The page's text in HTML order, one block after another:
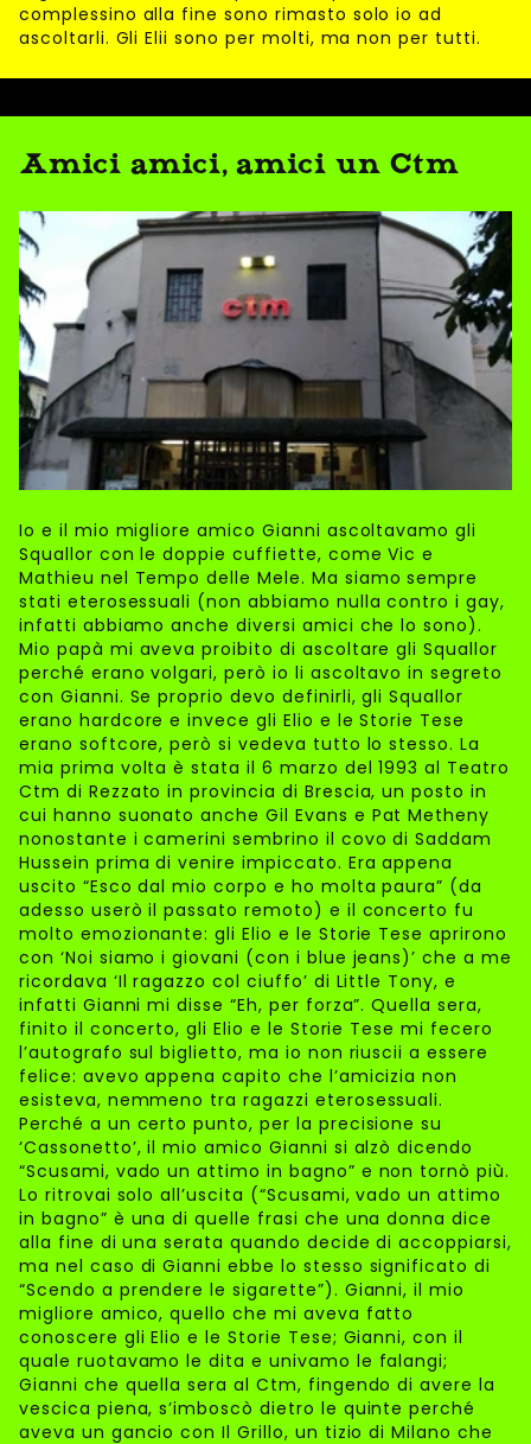
complessino alla fine sono rimasto solo io ad
ascoltarli. Gli Elii sono per molti, ma non per tutti.
Amici amici, amici un Ctm
Io e il mio migliore amico Gianni ascoltavamo gli
Squallor con le doppie cuffiette, come Vic e
Mathieu nel Tempo delle Mele. Ma siamo sempre
stati eterosessuali (non abbiamo nulla contro i gay,
infatti abbiamo anche diversi amici che lo sono).
Mio papà mi aveva proibito di ascoltare gli Squallor
perché erano volgari, però io li ascoltavo in segreto
con Gianni. Se proprio devo definirli, gli Squallor
erano hardcore e invece gli Elio e le Storie Tese
erano softcore, però si vedeva tutto lo stesso. La
mia prima volta è stata il 6 marzo del 1993 al Teatro
Ctm di Rezzato in provincia di Brescia, un posto in
cui hanno suonato anche Gil Evans e Pat Metheny
nonostante i camerini sembrino il covo di Saddam
Hussein prima di venire impiccato. Era appena
uscito “Esco dal mio corpo e ho molta paura” (da
adesso userò il passato remoto) e il concerto fu
molto emozionante: gli Elio e le Storie Tese aprirono
con ‘Noi siamo i giovani (con i blue jeans)’ che a me
ricordava ‘Il ragazzo col ciuffo’ di Little Tony, e
infatti Gianni mi disse “Eh, per forza”. Quella sera,
finito il concerto, gli Elio e le Storie Tese mi fecero
l’autografo sul biglietto, ma io non riuscii a essere
felice: avevo appena capito che l’amicizia non
esisteva, nemmeno tra ragazzi eterosessuali.
Perché a un certo punto, per la precisione su
‘Cassonetto’, il mio amico Gianni si alzò dicendo
“Scusami, vado un attimo in bagno” e non tornò più.
Lo ritrovai solo all’uscita (“Scusami, vado un attimo
in bagno” è una di quelle frasi che una donna dice
alla fine di una serata quando decide di accoppiarsi,
ma nel caso di Gianni ebbe lo stesso significato di
“Scendo a prendere le sigarette”). Gianni, il mio
migliore amico, quello che mi aveva fatto
conoscere gli Elio e le Storie Tese; Gianni, con il
quale ruotavamo le dita e univamo le falangi;
Gianni che quella sera al Ctm, fingendo di avere la
vescica piena, s’imboscò dietro le quinte perché
aveva un gancio con Il Grillo, un tizio di Milano che